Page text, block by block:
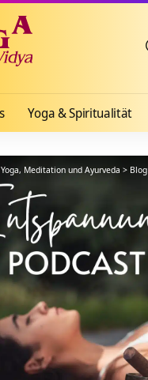
Yoga & Spiritualität
Meditation und Ayurveda > Blog